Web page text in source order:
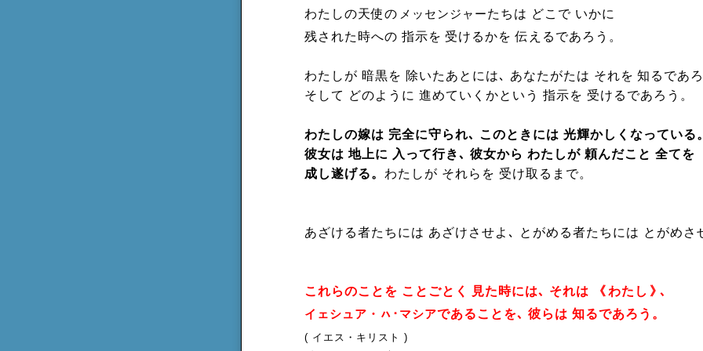
わたしの天使の メッセンジャーたちは どこで いかに
残された時への 指示を 受けるかを 伝えるであろう。
わたしが 暗黒を 除いたあとには､ あなたがたは それを 知るであろ
そして どのように 進めていくかという 指示を 受けるであろう。
わたしの嫁は 完全に守られ､ このときには 光輝かしくなっている。
彼女は 地上に 入って行き､ 彼女から わたしが 頼んだこと 全てを
成し遂げる。 わたしが それらを 受け取るまで。
あざける者たちには あざけさせよ､ とがめる者たちには とがめさ
これらのことを ことごとく 見た時には､ それは 《わたし 》､
イェシュア・ㇵ･マシアであることを､ 彼らは 知るであろう。
( イエス・キリスト )